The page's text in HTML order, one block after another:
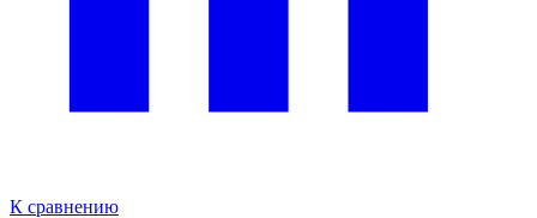
К сравнению